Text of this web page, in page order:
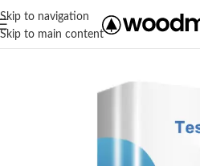
Skip to navigation
Skip to main content